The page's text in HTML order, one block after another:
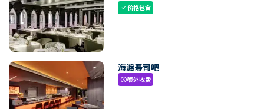
check价格包含
海渡寿司吧
paid额外收费